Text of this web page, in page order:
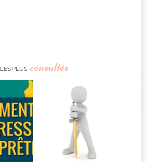
LES PLUS consultés